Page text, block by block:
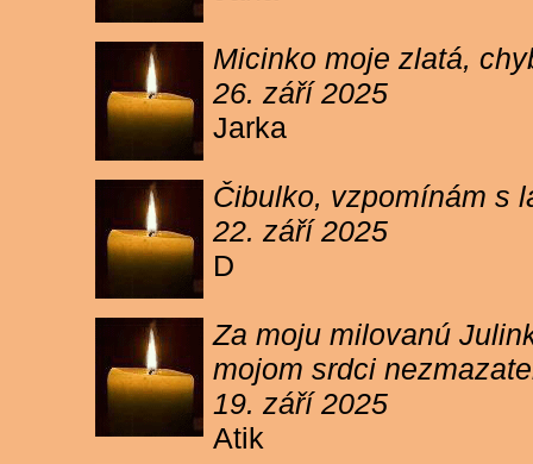
Micinko moje zlatá,
26. září 2025
Jarka
Čibulko, vzpomínám s
22. září 2025
D
Za moju milovanú
mojom srdci
19. září 2025
Atik